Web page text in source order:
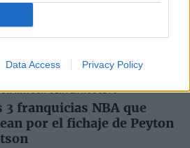
Data Access Privacy Policy
WATSON DENVER NUGGETS
3 franquicias NBA que
por el fichaje de Peyton